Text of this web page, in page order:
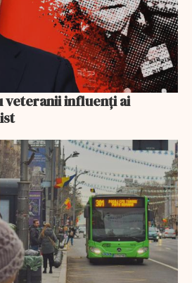
veteranii influenți ai